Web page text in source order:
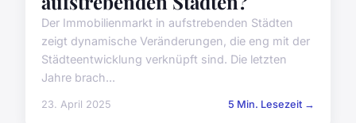
Der Immobilienmarkt in aufstrebenden Städten
zeigt dynamische Veränderungen, die eng mit der
Städteentwicklung verknüpft sind. Die letzten
Jahre brach...
23. April 2025 5 Min. Lesezeit →